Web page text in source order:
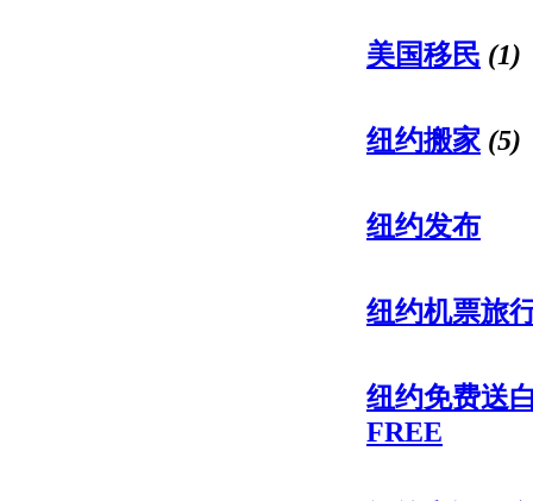
美国移民 (1)
纽约搬家 (5)
纽约发布
纽约机票旅
纽约免费送
FREE